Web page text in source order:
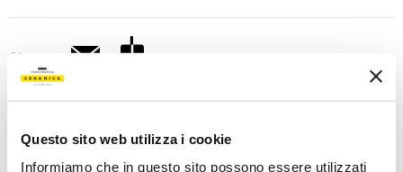
Questo sito web utilizza i cookie
Informiamo che in questo sito possono essere utilizzati
Share: